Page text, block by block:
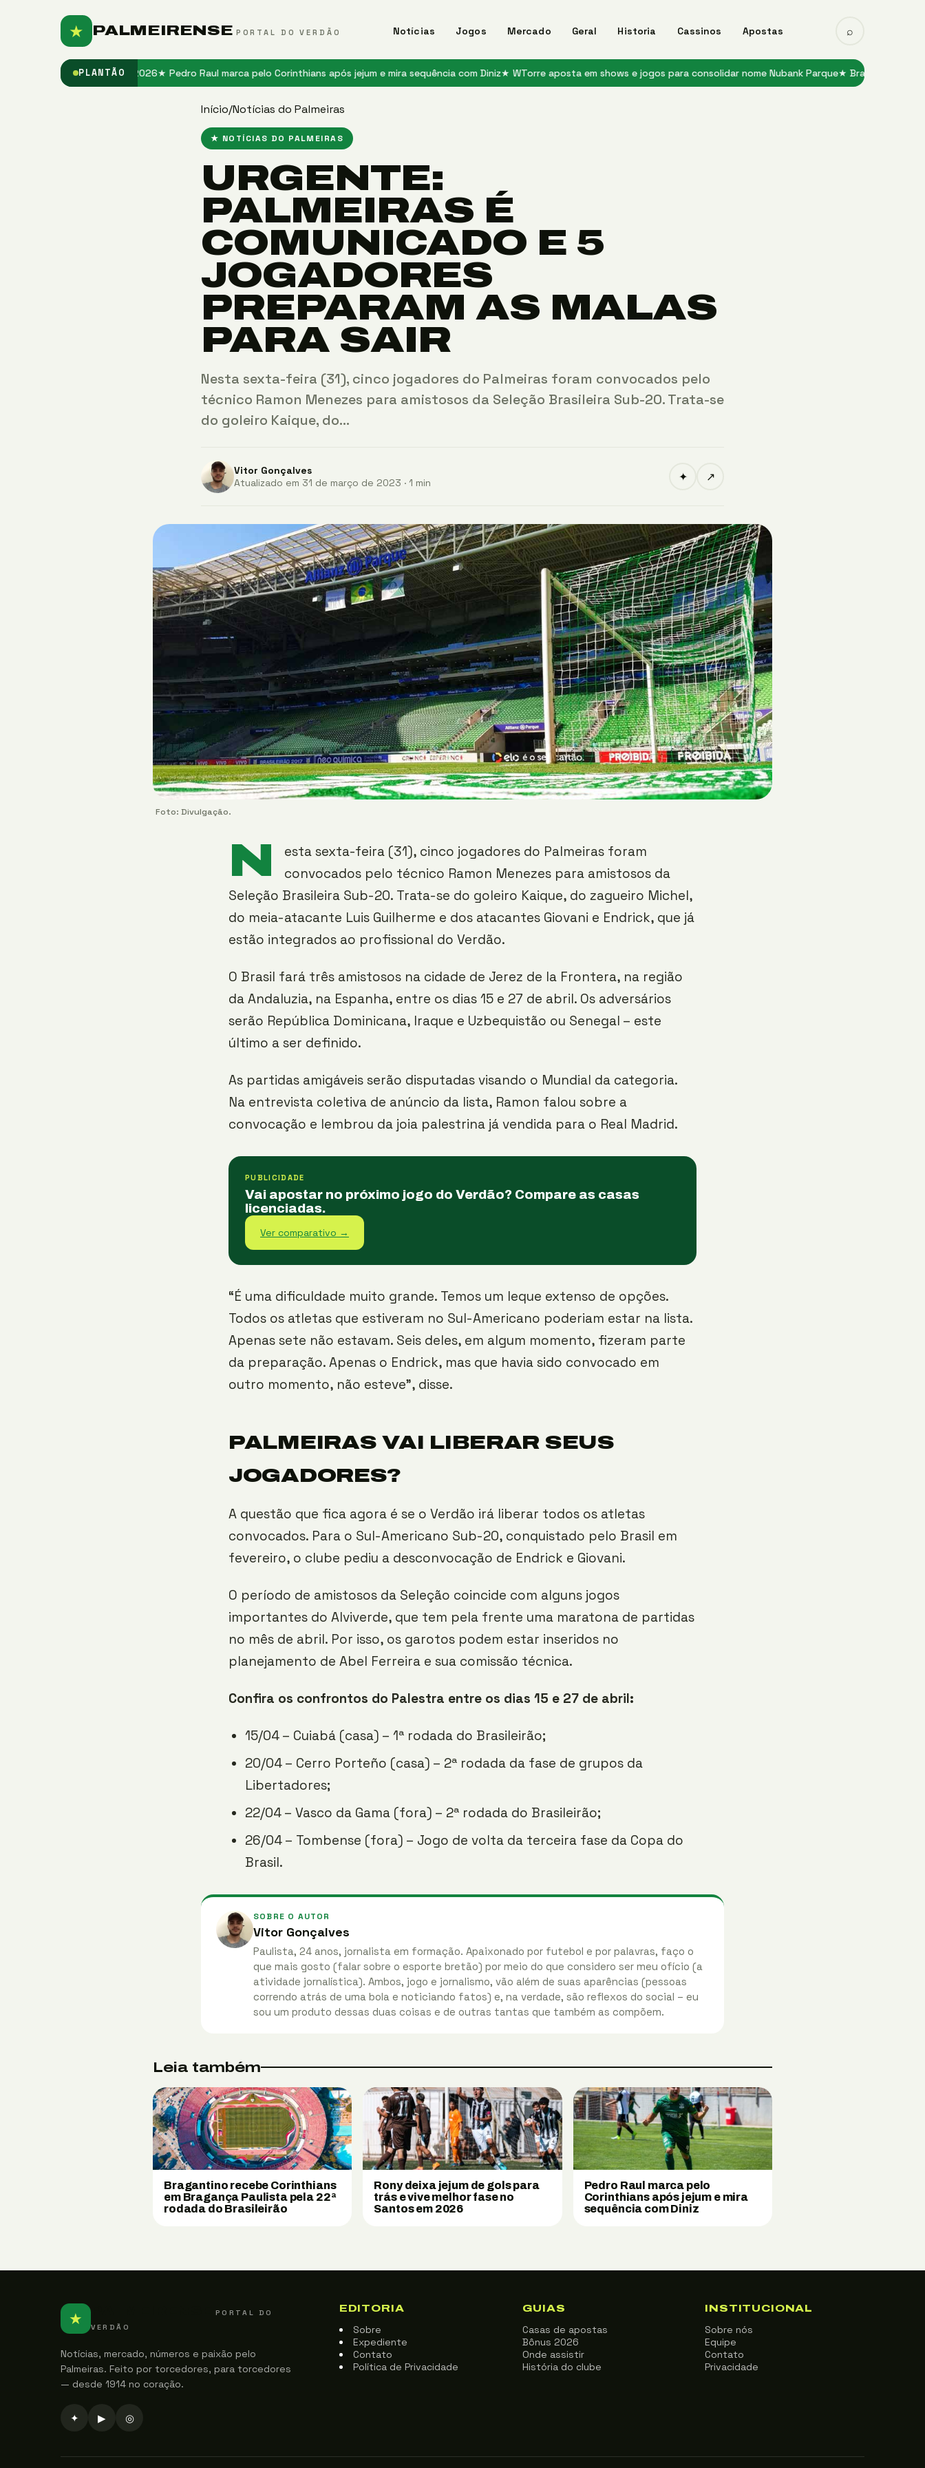
★ PALMEIRENSE PORTAL DO VERDÃO Notícias Jogos Mercado Geral Historia Cassinos Apostas ⌕
PLANTÃO
no Santos em 2026★ Pedro Raul marca pelo Corinthians após jejum e mira sequência com Diniz ★ WTorre aposta em shows e jogos para consolidar nome Nubank Parque★ Bragantino recebe
Início/Notícias do Palmeiras
★ NOTÍCIAS DO PALMEIRAS
URGENTE:
PALMEIRAS É
COMUNICADO E 5
JOGADORES
PREPARAM AS MALAS
PARA SAIR
Nesta sexta-feira (31), cinco jogadores do Palmeiras foram convocados pelo
técnico Ramon Menezes para amistosos da Seleção Brasileira Sub-20. Trata-se
do goleiro Kaique, do…
Vitor Gonçalves
Atualizado em 31 de março de 2023 · 1 min
✦ ↗
Foto: Divulgação.
N
esta sexta-feira (31), cinco jogadores do Palmeiras foram
convocados pelo técnico Ramon Menezes para amistosos da
Seleção Brasileira Sub-20. Trata-se do goleiro Kaique, do zagueiro Michel,
do meia-atacante Luis Guilherme e dos atacantes Giovani e Endrick, que já
estão integrados ao profissional do Verdão.
O Brasil fará três amistosos na cidade de Jerez de la Frontera, na região
da Andaluzia, na Espanha, entre os dias 15 e 27 de abril. Os adversários
serão República Dominicana, Iraque e Uzbequistão ou Senegal – este
último a ser definido.
As partidas amigáveis serão disputadas visando o Mundial da categoria.
Na entrevista coletiva de anúncio da lista, Ramon falou sobre a
convocação e lembrou da joia palestrina já vendida para o Real Madrid.
PUBLICIDADE
Vai apostar no próximo jogo do Verdão? Compare as casas
licenciadas.
Ver comparativo →
“É uma dificuldade muito grande. Temos um leque extenso de opções.
Todos os atletas que estiveram no Sul-Americano poderiam estar na lista.
Apenas sete não estavam. Seis deles, em algum momento, fizeram parte
da preparação. Apenas o Endrick, mas que havia sido convocado em
outro momento, não esteve”, disse.
PALMEIRAS VAI LIBERAR SEUS
JOGADORES?
A questão que fica agora é se o Verdão irá liberar todos os atletas
convocados. Para o Sul-Americano Sub-20, conquistado pelo Brasil em
fevereiro, o clube pediu a desconvocação de Endrick e Giovani.
O período de amistosos da Seleção coincide com alguns jogos
importantes do Alviverde, que tem pela frente uma maratona de partidas
no mês de abril. Por isso, os garotos podem estar inseridos no
planejamento de Abel Ferreira e sua comissão técnica.
Confira os confrontos do Palestra entre os dias 15 e 27 de abril:
15/04 – Cuiabá (casa) – 1ª rodada do Brasileirão;
20/04 – Cerro Porteño (casa) – 2ª rodada da fase de grupos da
Libertadores;
22/04 – Vasco da Gama (fora) – 2ª rodada do Brasileirão;
26/04 – Tombense (fora) – Jogo de volta da terceira fase da Copa do
Brasil.
SOBRE O AUTOR
Vitor Gonçalves
Paulista, 24 anos, jornalista em formação. Apaixonado por futebol e por palavras, faço o
que mais gosto (falar sobre o esporte bretão) por meio do que considero ser meu ofício (a
atividade jornalística). Ambos, jogo e jornalismo, vão além de suas aparências (pessoas
correndo atrás de uma bola e noticiando fatos) e, na verdade, são reflexos do social – eu
sou um produto dessas duas coisas e de outras tantas que também as compõem.
Leia também
Bragantino recebe Corinthians
em Bragança Paulista pela 22ª
rodada do Brasileirão
Rony deixa jejum de gols para
trás e vive melhor fase no
Santos em 2026
Pedro Raul marca pelo
Corinthians após jejum e mira
sequência com Diniz
★
PORTAL DO
VERDÃO
Notícias, mercado, números e paixão pelo
Palmeiras. Feito por torcedores, para torcedores
— desde 1914 no coração.
✦ ▶ ◎
EDITORIA
Sobre
Expediente
Contato
Política de Privacidade
GUIAS
Casas de apostas
Bônus 2026
Onde assistir
História do clube
INSTITUCIONAL
Sobre nós
Equipe
Contato
Privacidade